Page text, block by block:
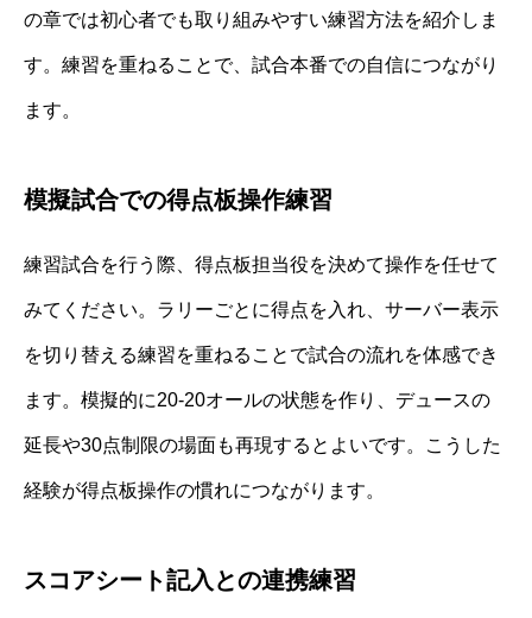
の章では初心者でも取り組みやすい練習方法を紹介しま
す。練習を重ねることで、試合本番での自信につながり
ます。
模擬試合での得点板操作練習
練習試合を行う際、得点板担当役を決めて操作を任せて
みてください。ラリーごとに得点を入れ、サーバー表示
を切り替える練習を重ねることで試合の流れを体感でき
ます。模擬的に20-20オールの状態を作り、デュースの
延長や30点制限の場面も再現するとよいです。こうした
経験が得点板操作の慣れにつながります。
スコアシート記入との連携練習